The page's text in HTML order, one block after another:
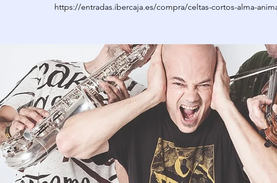
https://entradas.ibercaja.es/compra/celtas-cortos-alma-